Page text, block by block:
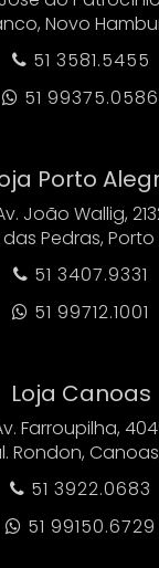
Novo
 51 3581.5455
 51 99375.0586
Porto
João Wallig,
Pedras, Porto
 51 3407.9331
 51 99712.1001
Loja Canoas
Farroupilha,
Rondon,
 51 3922.0683
 51 99150.6729